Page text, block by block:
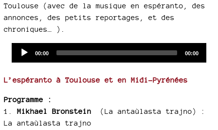
Toulouse (avec de la musique en espéranto, des
annonces, des petits reportages, et des
chroniques… ).
Current
00:00
Total
00:00
L’espéranto à Toulouse et en Midi-Pyrénées
Programme :
1.
Mikhael Bronstein
(La antaùlasta trajno) :
La antaùlasta trajno